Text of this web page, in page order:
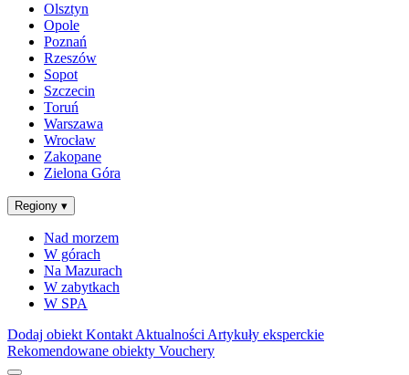
Olsztyn
Opole
Poznań
Rzeszów
Sopot
Szczecin
Toruń
Warszawa
Wrocław
Zakopane
Zielona Góra
Regiony ▾
Nad morzem
W górach
Na Mazurach
W zabytkach
W SPA
Dodaj obiekt Kontakt Aktualności Artykuły eksperckie
Rekomendowane obiekty Vouchery